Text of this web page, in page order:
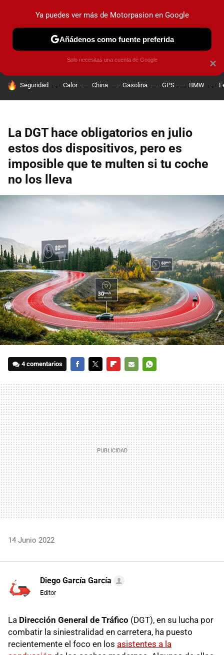
PRUEBAS COCHES ELÉCTRICOS OBSERVATORIO
HOY SE HABLA DE
Seguridad Calor China Gasolina GPS BMW
La DGT hace obligatorios en julio
estos dos dispositivos, pero es
imposible que te multen si tu coche
no los lleva
4 comentarios
MAIL
14 Junio 2022
Diego García García
Editor
La Dirección General de Tráfico (DGT), en su lucha por
combatir la siniestralidad en carretera, ha puesto
recientemente el foco en los asistentes a la
×
Ya puedes ver más de Motorpasion en Google
Añádenos como fuente preferida
Solo necesitas una cuenta de Google